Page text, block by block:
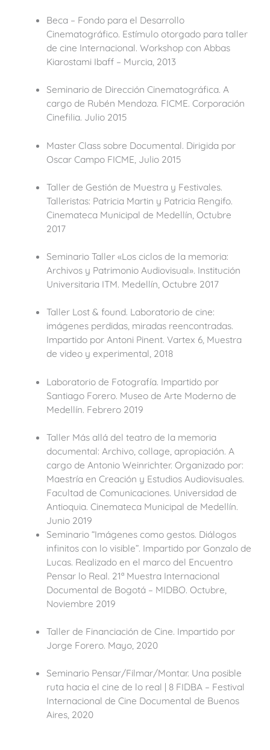
Beca – Fondo para el Desarrollo
Cinematográfico. Estímulo otorgado para taller
de cine Internacional. Workshop con Abbas
Kiarostami Ibaff – Murcia, 2013
Seminario de Dirección Cinematográfica. A
cargo de Rubén Mendoza. FICME. Corporación
Cinefilia. Julio 2015
Master Class sobre Documental. Dirigida por
Oscar Campo FICME, Julio 2015
Taller de Gestión de Muestra y Festivales.
Talleristas: Patricia Martin y Patricia Rengifo.
Cinemateca Municipal de Medellín, Octubre
2017
Seminario Taller «Los ciclos de la memoria:
Archivos y Patrimonio Audiovisual». Institución
Universitaria ITM. Medellín, Octubre 2017
Taller Lost & found. Laboratorio de cine:
imágenes perdidas, miradas reencontradas.
Impartido por Antoni Pinent. Vartex 6, Muestra
de video y experimental, 2018
Laboratorio de Fotografía. Impartido por
Santiago Forero. Museo de Arte Moderno de
Medellín. Febrero 2019
Taller Más allá del teatro de la memoria
documental: Archivo, collage, apropiación. A
cargo de Antonio Weinrichter. Organizado por:
Maestría en Creación y Estudios Audiovisuales.
Facultad de Comunicaciones. Universidad de
Antioquia. Cinemateca Municipal de Medellín.
Junio 2019
Seminario “Imágenes como gestos. Diálogos
infinitos con lo visible”. Impartido por Gonzalo de
Lucas. Realizado en el marco del Encuentro
Pensar lo Real. 21ª Muestra Internacional
Documental de Bogotá – MIDBO. Octubre,
Noviembre 2019
Taller de Financiación de Cine. Impartido por
Jorge Forero. Mayo, 2020
Seminario Pensar/Filmar/Montar. Una posible
ruta hacia el cine de lo real | 8 FIDBA – Festival
Internacional de Cine Documental de Buenos
Aires, 2020